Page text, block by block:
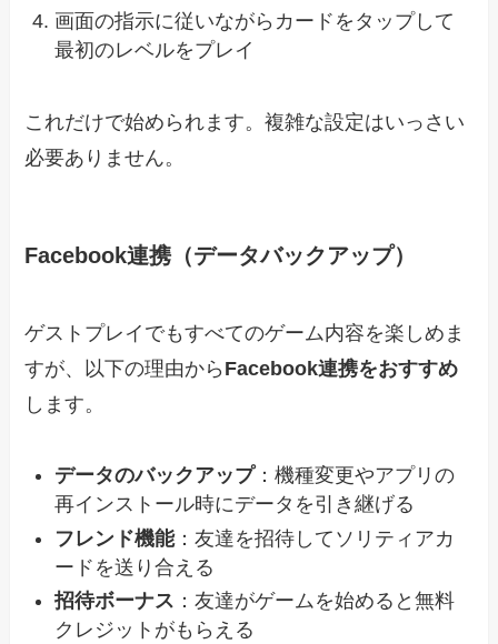
画面の指示に従いながらカードをタップして
最初のレベルをプレイ
これだけで始められます。複雑な設定はいっさい
必要ありません。
Facebook連携（データバックアップ）
ゲストプレイでもすべてのゲーム内容を楽しめま
すが、以下の理由から Facebook連携をおすすめ
します。
データのバックアップ：機種変更やアプリの
再インストール時にデータを引き継げる
フレンド機能：友達を招待してソリティアカ
ードを送り合える
招待ボーナス ：友達がゲームを始めると無料
クレジットがもらえる